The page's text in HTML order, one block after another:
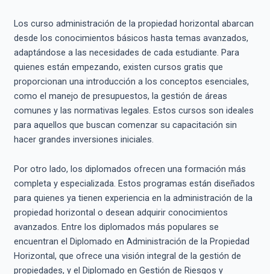
Los curso administración de la propiedad horizontal abarcan
desde los conocimientos básicos hasta temas avanzados,
adaptándose a las necesidades de cada estudiante. Para
quienes están empezando, existen cursos gratis que
proporcionan una introducción a los conceptos esenciales,
como el manejo de presupuestos, la gestión de áreas
comunes y las normativas legales. Estos cursos son ideales
para aquellos que buscan comenzar su capacitación sin
hacer grandes inversiones iniciales.
Por otro lado, los diplomados ofrecen una formación más
completa y especializada. Estos programas están diseñados
para quienes ya tienen experiencia en la administración de la
propiedad horizontal o desean adquirir conocimientos
avanzados. Entre los diplomados más populares se
encuentran el Diplomado en Administración de la Propiedad
Horizontal, que ofrece una visión integral de la gestión de
propiedades, y el Diplomado en Gestión de Riesgos y